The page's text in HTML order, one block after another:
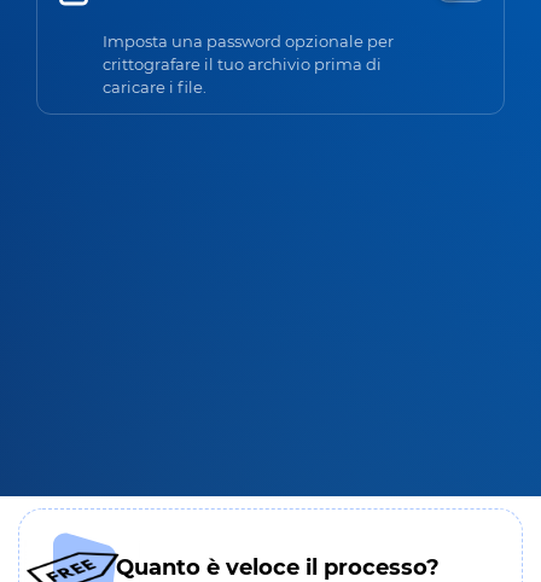
Imposta una password opzionale per
crittografare il tuo archivio prima di
caricare i file.
Quanto è veloce il processo?